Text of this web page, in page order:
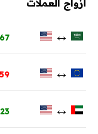
أزواج العملات
↔
↔
↔